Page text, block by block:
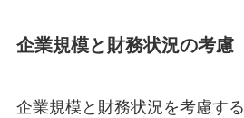
企業規模と財務状況の考慮
企業規模と財務状況を考慮する